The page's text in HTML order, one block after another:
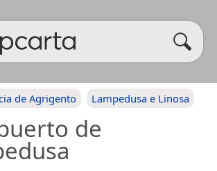
de Agrigento Lampedusa e Linosa
de